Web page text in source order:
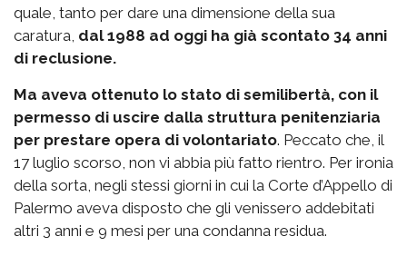
quale, tanto per dare una dimensione della sua
caratura, dal 1988 ad oggi ha già scontato 34 anni
di reclusione.
Ma aveva ottenuto lo stato di semilibertà, con il
permesso di uscire dalla struttura penitenziaria
per prestare opera di volontariato. Peccato che, il
17 luglio scorso, non vi abbia più fatto rientro. Per ironia
della sorta, negli stessi giorni in cui la Corte d’Appello di
Palermo aveva disposto che gli venissero addebitati
altri 3 anni e 9 mesi per una condanna residua.